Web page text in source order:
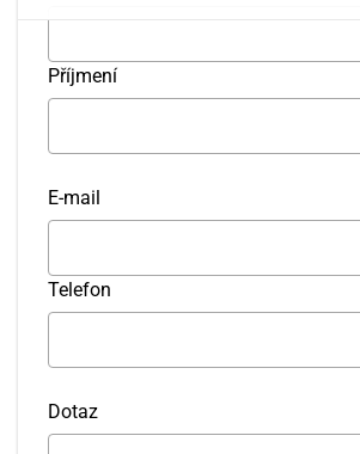
Příjmení
E-mail
Telefon
Dotaz
3
10 11 12 13 14
17